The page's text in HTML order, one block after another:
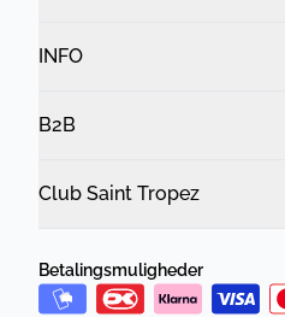
INFO
B2B
Club Saint Tropez
Betalingsmuligheder